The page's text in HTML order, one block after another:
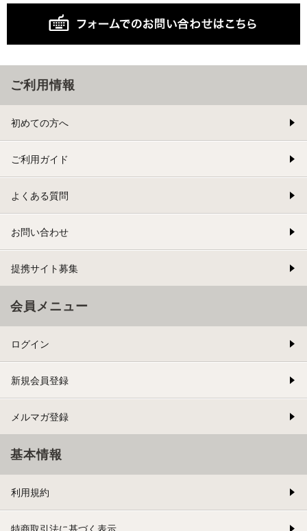
ご利用情報
初めての方へ
ご利用ガイド
よくある質問
お問い合わせ
提携サイト募集
会員メニュー
ログイン
新規会員登録
メルマガ登録
基本情報
利用規約